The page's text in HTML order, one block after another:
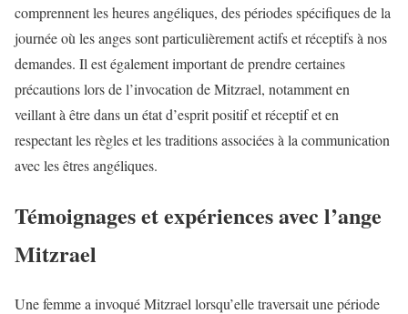
comprennent les heures angéliques, des périodes spécifiques de la
journée où les anges sont particulièrement actifs et réceptifs à nos
demandes. Il est également important de prendre certaines
précautions lors de l’invocation de Mitzrael, notamment en
veillant à être dans un état d’esprit positif et réceptif et en
respectant les règles et les traditions associées à la communication
avec les êtres angéliques.
Témoignages et expériences avec l’ange
Mitzrael
Une femme a invoqué Mitzrael lorsqu’elle traversait une période